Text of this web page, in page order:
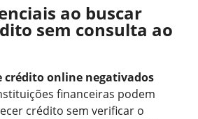
ao buscar
sem consulta ao
crédito online negativados
financeiras podem
crédito sem verificar o